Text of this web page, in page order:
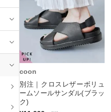
coon
別注｜クロスレザーボリュ
ームソールサンダル(ブラッ
ク)